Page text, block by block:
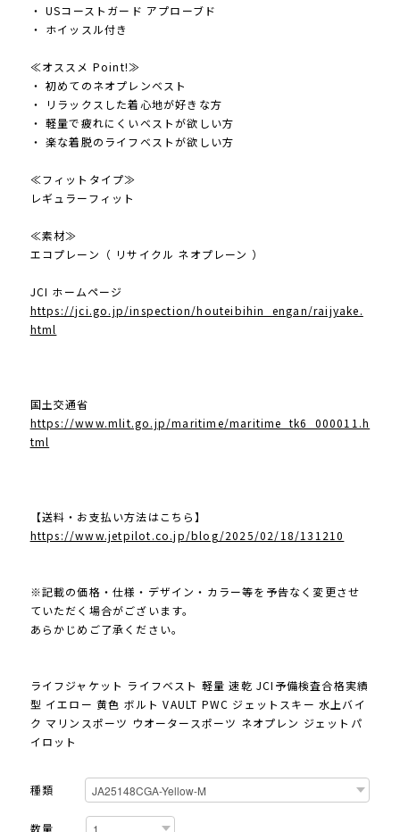
・ USコーストガード アプローブド
・ ホイッスル付き
≪オススメ Point!≫
・ 初めてのネオプレンベスト
・ リラックスした着心地が好きな方
・ 軽量で疲れにくいベストが欲しい方
・ 楽な着脱のライフベストが欲しい方
≪フィットタイプ≫
レギュラーフィット
≪素材≫
エコプレーン（ リサイクル ネオプレーン ）
JCI ホームページ
https://jci.go.jp/inspection/houteibihin_engan/raijyake.
html
国土交通省
https://www.mlit.go.jp/maritime/maritime_tk6_000011.h
tml
【送料・お支払い方法はこちら】
https://www.jetpilot.co.jp/blog/2025/02/18/131210
※記載の価格・仕様・デザイン・カラー等を予告なく変更させ
ていただく場合がございます。
あらかじめご了承ください。
ライフジャケット ライフベスト 軽量 速乾 JCI予備検査合格実績
型 イエロー 黄色 ボルト VAULT PWC ジェットスキー 水上バイ
ク マリンスポーツ ウオータースポーツ ネオプレン ジェットパ
イロット
種類